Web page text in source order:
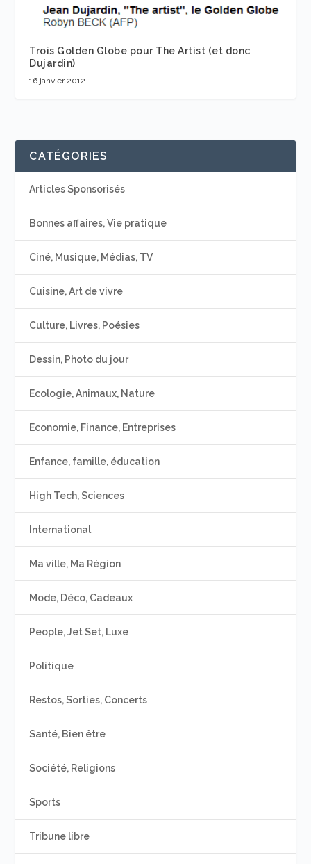
Trois Golden Globe pour The Artist (et donc
Dujardin)
16 janvier 2012
CATÉGORIES
Articles Sponsorisés
Bonnes affaires, Vie pratique
Ciné, Musique, Médias, TV
Cuisine, Art de vivre
Culture, Livres, Poésies
Dessin, Photo du jour
Ecologie, Animaux, Nature
Economie, Finance, Entreprises
Enfance, famille, éducation
High Tech, Sciences
International
Ma ville, Ma Région
Mode, Déco, Cadeaux
People, Jet Set, Luxe
Politique
Restos, Sorties, Concerts
Santé, Bien être
Société, Religions
Sports
Tribune libre